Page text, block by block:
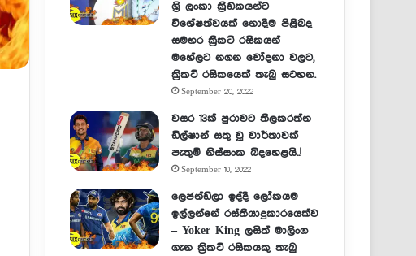
ශ්‍රි ලංකා ක්‍රීඩකයන්ට
විශේෂත්වයක් නොදීම පිළිබද
සමහර ක්‍රිකට් රසිකයන්
මහේලට නගන චෝදනා වලට,
ක්‍රිකට් රසිකයෙක් තැබු සටහන.
September 20, 2022
වසර 13ක් පුරාවට තිලකරත්න
ඩිල්ෂාන් සතු වූ වාර්තාවක්
පැතුම් නිස්සංක බිදහෙළයි..!
September 10, 2022
ලෙජන්ඩ්ලා ඉද්දී ලෝකයම
ඉල්ලන්නේ රස්තියාදුකාරයෙක්ව
– Yoker King ලසිත් මාලිංග
ගැන ක්‍රිකට් රසිකයකු තැබු